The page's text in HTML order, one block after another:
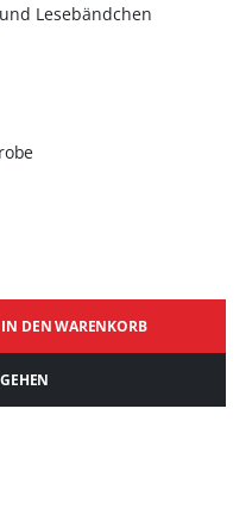
Lesebändchen
IN DEN WARENKORB